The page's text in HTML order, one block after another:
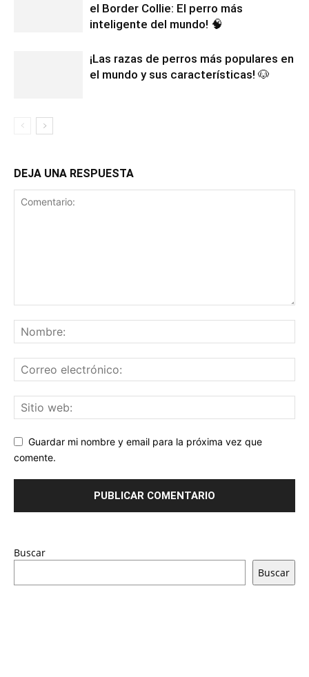
el Border Collie: El perro más
inteligente del mundo! 🧠
¡Las razas de perros más populares en
el mundo y sus características! 🐶
DEJA UNA RESPUESTA
Guardar mi nombre y email para la próxima vez que
comente.
Buscar
Buscar